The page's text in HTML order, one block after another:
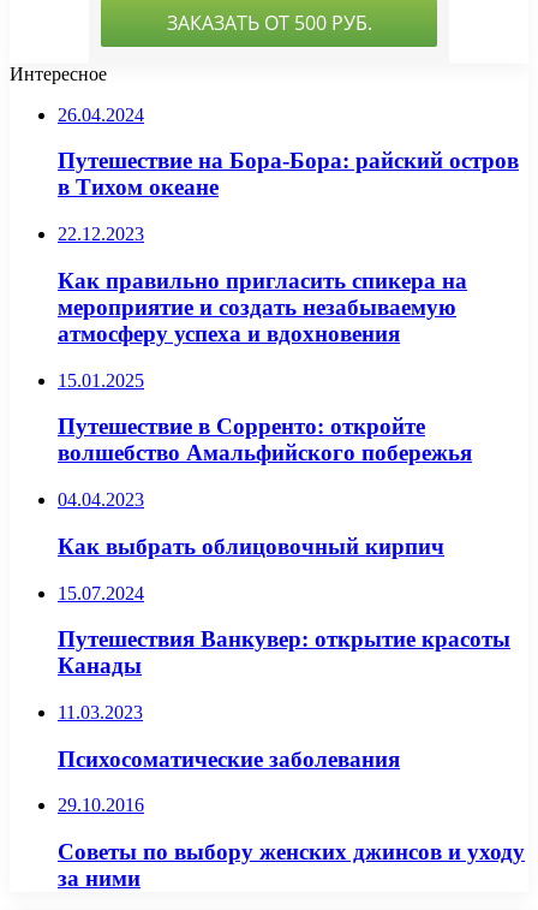
Интересное
26.04.2024
Путешествие на Бора-Бора: райский остров
в Тихом океане
22.12.2023
Как правильно пригласить спикера на
мероприятие и создать незабываемую
атмосферу успеха и вдохновения
15.01.2025
Путешествие в Сорренто: откройте
волшебство Амальфийского побережья
04.04.2023
Как выбрать облицовочный кирпич
15.07.2024
Путешествия Ванкувер: открытие красоты
Канады
11.03.2023
Психосоматические заболевания
29.10.2016
Советы по выбору женских джинсов и уходу
за ними